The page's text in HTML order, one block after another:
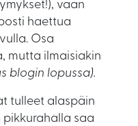
vaan
haettua
Osa
mutta ilmaisiakin
blogin lopussa).
tulleet alaspäin
saa